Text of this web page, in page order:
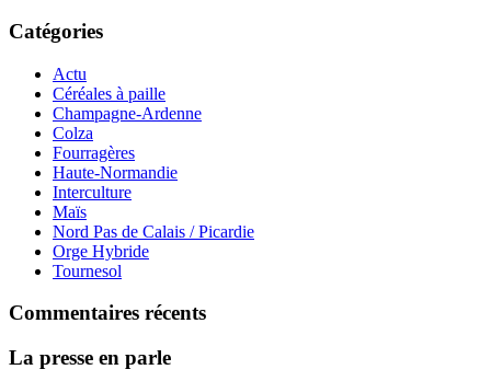
Catégories
Actu
Céréales à paille
Champagne-Ardenne
Colza
Fourragères
Haute-Normandie
Interculture
Maïs
Nord Pas de Calais / Picardie
Orge Hybride
Tournesol
Commentaires récents
La presse en parle